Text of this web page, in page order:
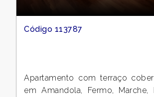
Código 113787
Apartamento com terraço
em Amandola, Fermo, Marche,